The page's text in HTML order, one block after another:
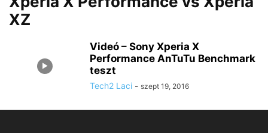
XZ
Videó – Sony Xperia X
Performance AnTuTu Benchmark
teszt
Tech2 Laci - szept 19, 2016